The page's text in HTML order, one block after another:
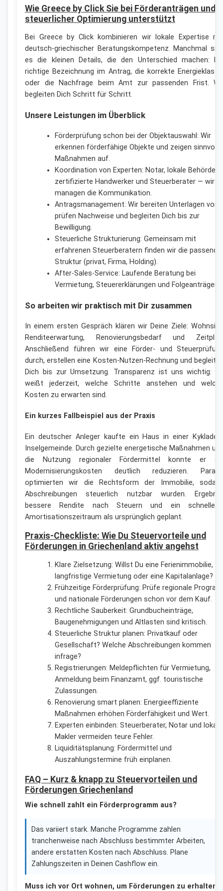
Wie Greece by Click Sie bei Förderanträgen und
steuerlicher Optimierung unterstützt
Bei Greece by Click kombinieren wir lokale Expertise
deutsch-griechischer Beratungskompetenz. Manchmal
es die kleinen Details, die den Unterschied machen:
richtige Bezeichnung im Antrag, die korrekte
oder die Nachfrage beim Amt zur passenden Frist.
begleiten Dich Schritt für Schritt.
Unsere Leistungen im Überblick
Förderprüfung schon bei der Objektauswahl: Wir
erkennen förderfähige Objekte und zeigen sinnvolle
Maßnahmen auf.
Koordination von Experten: Notar, lokale Behörden,
zertifizierte Handwerker und Steuerberater — wir
managen die Kommunikation.
Antragsmanagement: Wir bereiten Unterlagen vor,
prüfen Nachweise und begleiten Dich bis zur
Bewilligung.
Steuerliche Strukturierung: Gemeinsam mit
erfahrenen Steuerberatern finden wir die passende
Struktur (privat, Firma, Holding).
After‑Sales-Service: Laufende Beratung bei
Vermietung, Steuererklärungen und Folgeanträgen.
So arbeiten wir praktisch mit Dir zusammen
In einem ersten Gespräch klären wir Deine Ziele:
Renditeerwartung, Renovierungsbedarf und
Anschließend führen wir eine Förder- und
durch, erstellen eine Kosten-Nutzen-Rechnung und
Dich bis zur Umsetzung. Transparenz ist uns wichtig:
weißt jederzeit, welche Schritte anstehen und
Kosten zu erwarten sind.
Ein kurzes Fallbeispiel aus der Praxis
Ein deutscher Anleger kaufte ein Haus in einer
Inselgemeinde. Durch gezielte energetische Maßnahmen
die Nutzung regionaler Fördermittel konnte er
Modernisierungskosten deutlich reduzieren.
optimierten wir die Rechtsform der Immobilie,
Abschreibungen steuerlich nutzbar wurden.
bessere Rendite nach Steuern und ein
Amortisationszeitraum als ursprünglich geplant.
Praxis-Checkliste: Wie Du Steuervorteile und
Förderungen in Griechenland aktiv angehst
Klare Zielsetzung: Willst Du eine Ferienimmobilie,
langfristige Vermietung oder eine Kapitalanlage?
Frühzeitige Förderprüfung: Prüfe regionale
und nationale Förderungen schon vor dem Kauf.
Rechtliche Sauberkeit: Grundbucheinträge,
Baugenehmigungen und Altlasten sind kritisch.
Steuerliche Struktur planen: Privatkauf oder
Gesellschaft? Welche Abschreibungen kommen
infrage?
Registrierungen: Meldepflichten für Vermietung,
Anmeldung beim Finanzamt, ggf. touristische
Zulassungen.
Renovierung smart planen: Energieeffiziente
Maßnahmen erhöhen Förderfähigkeit und Wert.
Experten einbinden: Steuerberater, Notar und
Makler vermeiden teure Fehler.
Liquiditätsplanung: Fördermittel und
Auszahlungstermine früh einplanen.
FAQ – Kurz & knapp zu Steuervorteilen und
Förderungen Griechenland
Wie schnell zahlt ein Förderprogramm aus?
Das variiert stark. Manche Programme zahlen
tranchenweise nach Abschluss bestimmter Arbeiten,
andere erstatten Kosten nach Abschluss. Plane
Zahlungszeiten in Deinen Cashflow ein.
Muss ich vor Ort wohnen, um Förderungen zu erhalten?